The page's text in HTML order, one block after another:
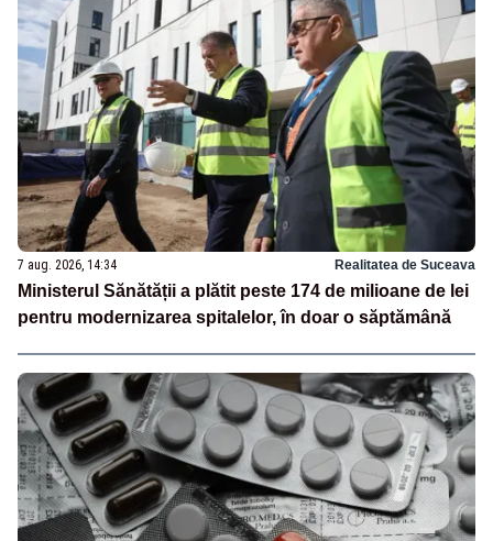
7 aug. 2026, 14:34 Realitatea de Suceava
Ministerul Sănătății a plătit peste 174 de milioane de lei
pentru modernizarea spitalelor, în doar o săptămână